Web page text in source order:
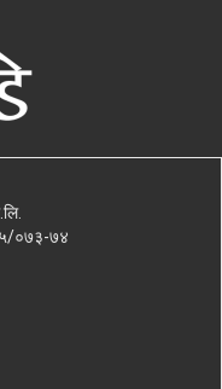
०७३-७४